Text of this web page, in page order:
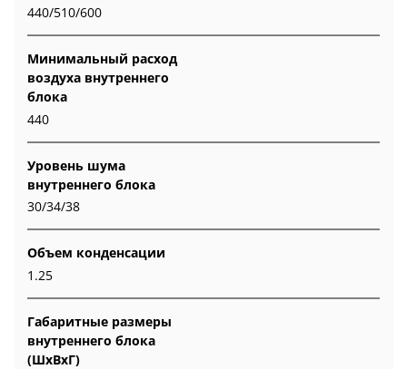
440/510/600
Минимальный расход
воздуха внутреннего
блока
440
Уровень шума
внутреннего блока
30/34/38
Объем конденсации
1.25
Габаритные размеры
внутреннего блока
(ШxВxГ)